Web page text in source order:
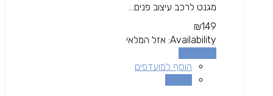
מגנט לרכב עיצוב פנים...
₪149
Availability: אזל המלאי
הוסף למועדפים